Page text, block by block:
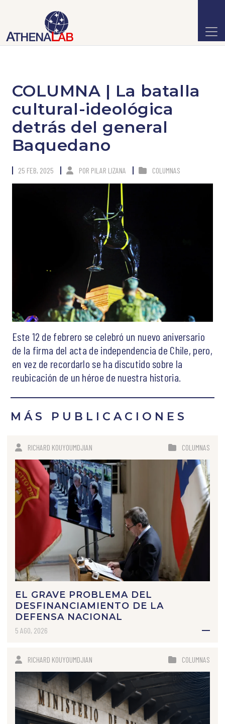
COLUMNA | La batalla
cultural-ideológica
detrás del general
Baquedano
25 FEB, 2025 POR PILAR LIZANA COLUMNAS
Este 12 de febrero se celebró un nuevo aniversario
de la firma del acta de independencia de Chile, pero,
en vez de recordarlo se ha discutido sobre la
reubicación de un héroe de nuestra historia.
MÁS PUBLICACIONES
RICHARD KOUYOUMDJIAN COLUMNAS
EL GRAVE PROBLEMA DEL
DESFINANCIAMIENTO DE LA
DEFENSA NACIONAL
5 AGO, 2026
RICHARD KOUYOUMDJIAN COLUMNAS